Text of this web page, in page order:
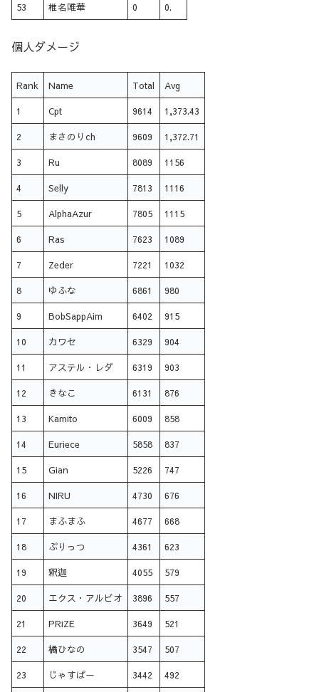
53 椎名唯華 0 0.
個人ダメージ
Rank Name Total Avg
1 Cpt 9614 1,373.43
2 まさのりch 9609 1,372.71
3 Ru 8089 1156
4 Selly 7813 1116
5 AlphaAzur 7805 1115
6 Ras 7623 1089
7 Zeder 7221 1032
8 ゆふな 6861 980
9 BobSappAim 6402 915
10 カワセ 6329 904
11 アステル・レダ 6319 903
12 きなこ 6131 876
13 Kamito 6009 858
14 Euriece 5858 837
15 Gian 5226 747
16 NIRU 4730 676
17 まふまふ 4677 668
18 ぷりっつ 4361 623
19 釈迦 4055 579
20 エクス・アルビオ 3896 557
21 PRiZE 3649 521
22 橘ひなの 3547 507
23 じゃすぱー 3442 492